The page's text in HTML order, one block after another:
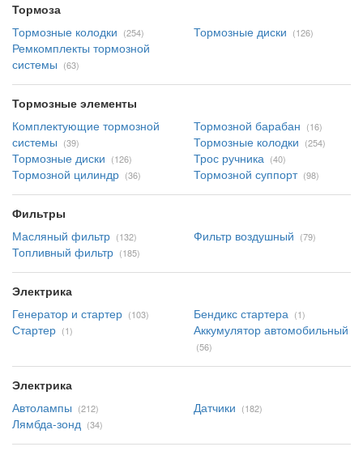
Тормоза
Тормозные колодки (254) Тормозные диски (126)
Ремкомплекты тормозной
системы (63)
Тормозные элементы
Комплектующие тормозной
системы (39)
Тормозной барабан (16)
Тормозные колодки (254)
Тормозные диски (126) Трос ручника (40)
Тормозной цилиндр (36) Тормозной суппорт (98)
Фильтры
Масляный фильтр (132) Фильтр воздушный (79)
Топливный фильтр (185)
Электрика
Генератор и стартер (103) Бендикс стартера (1)
Стартер (1) Аккумулятор автомобильный
(56)
Электрика
Автолампы (212) Датчики (182)
Лямбда-зонд (34)